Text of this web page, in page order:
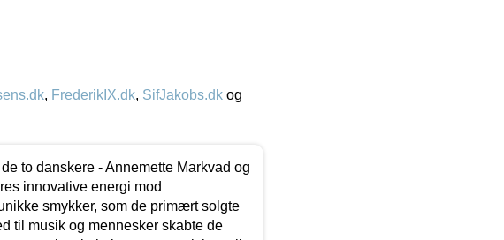
, FrederikIX.dk, SifJakobs.dk og
to danskere - Annemette Markvad og
innovative energi mod
smykker, som de primært solgte
til musik og mennesker skabte de